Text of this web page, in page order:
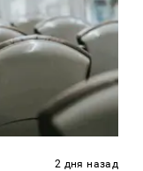
2 дня назад